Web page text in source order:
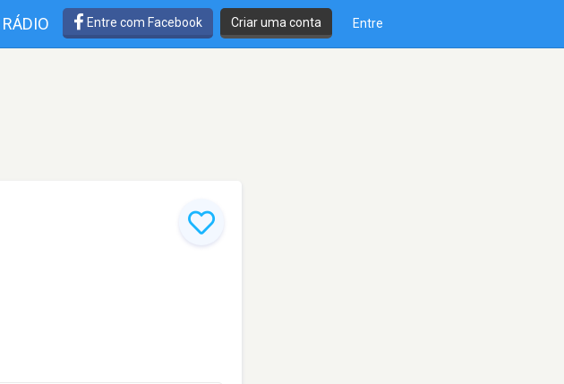
RÁDIO Entre com Facebook Criar uma conta Entre